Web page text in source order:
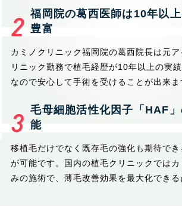
福岡院の葛西医師は10年以
豊富
カミノクリニック福岡院の葛西院長は元
リニック勤務で植毛経歴が10年以上の実
なので安心して手術を受けることが出来ま
毛母細胞活性化因子「HAF
能
移植毛だけでなく既存毛の強化も期待で
が可能です。国内の植毛クリニックでは
みの施術で、薄毛改善効果を最大化できる